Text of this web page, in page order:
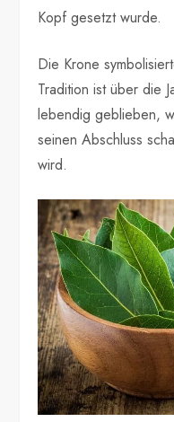
Kopf gesetzt wurde.
Die Krone
Tradition ist über die
lebendig geblieben,
seinen Abschluss
wird.